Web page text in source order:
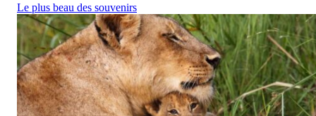
Le plus beau des souvenirs